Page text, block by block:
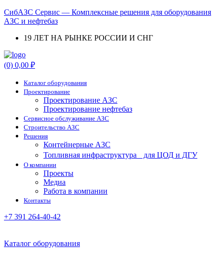
СибАЗС Сервис — Комплексные решения для оборудования
АЗС и нефтебаз
19 ЛЕТ НА РЫНКЕ РОССИИ И СНГ
Menu
(0) 0,00 ₽
Каталог оборудования
Проектирование
Проектирование АЗС
Проектирование нефтебаз
Cервисное обслуживание АЗС
Строительство АЗС
Решения
Контейнерные АЗС
Топливная инфраструктура для ЦОД и ДГУ
О компании
Проекты
Медиа
Работа в компании
Контакты
+7 391 264-40-42
Каталог оборудования